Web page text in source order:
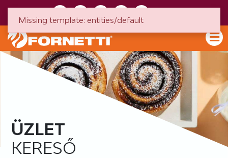
ÜZLET
KERESŐ
Missing template: entities/default